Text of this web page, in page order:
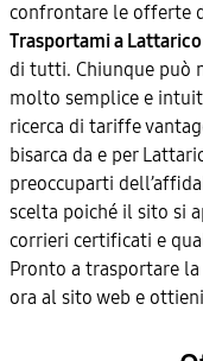
confrontare le offerte
Trasportami a Lattarico
di tutti. Chiunque può
molto semplice e
ricerca di tariffe
bisarca da e per
preoccuparti
scelta poiché il sito si
corrieri certificati e
Pronto a trasportare
ora al sito web e